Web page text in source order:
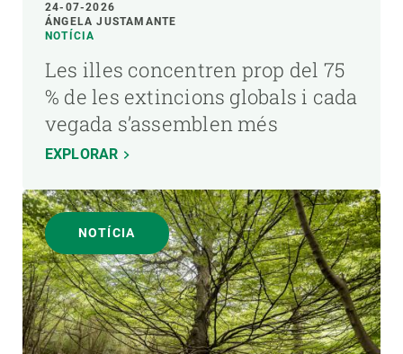
24-07-2026
ÁNGELA JUSTAMANTE
NOTÍCIA
Les illes concentren prop del 75
% de les extincions globals i cada
vegada s’assemblen més
EXPLORAR
NOTÍCIA